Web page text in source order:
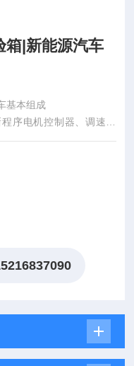
箱|新能源汽车
基本组成
序电机控制器、调速开
、实训指导书等组成。